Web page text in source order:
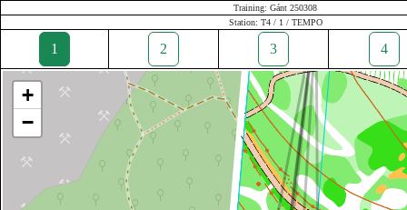
Training: Gánt 250308
Station: T4 / 1 / TEMPO
1 2 3 4
+
−